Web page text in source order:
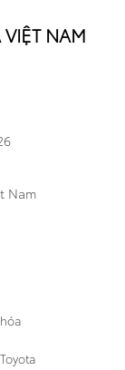
khách để xác
trọng cảm ơn!
NAM
Nam